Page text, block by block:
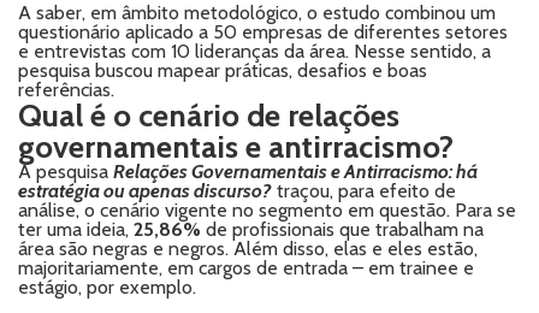
A saber, em âmbito metodológico, o estudo combinou um
questionário aplicado a 50 empresas de diferentes setores
e entrevistas com 10 lideranças da área. Nesse sentido, a
pesquisa buscou mapear práticas, desafios e boas
referências.
Qual é o cenário de relações
governamentais e antirracismo?
A pesquisa Relações Governamentais e Antirracismo: há
estratégia ou apenas discurso? traçou, para efeito de
análise, o cenário vigente no segmento em questão. Para se
ter uma ideia, 25,86% de profissionais que trabalham na
área são negras e negros. Além disso, elas e eles estão,
majoritariamente, em cargos de entrada – em trainee e
estágio, por exemplo.